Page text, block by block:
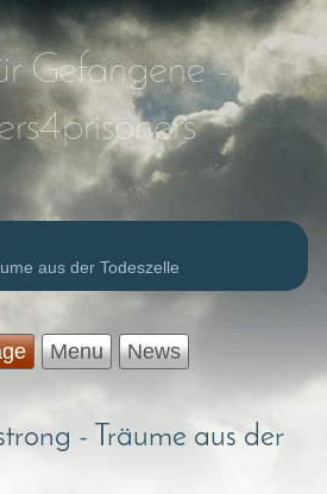
Gefangene -
aus der Todeszelle
Menu News
- Träume aus der